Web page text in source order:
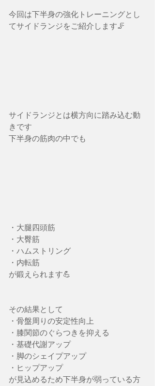
今回は下半身の強化トレーニングとし
てサイドランジをご紹介します🦵
サイドランジとは横方向に踏み込む動
きです
下半身の筋肉の中でも
・大腿四頭筋
・大臀筋
・ハムストリング
・内転筋
が鍛えられます💪
その結果として
・骨盤周りの安定性向上
・膝関節のぐらつきを抑える
・基礎代謝アップ
・脚のシェイプアップ
・ヒップアップ
が見込めるため下半身が弱っている方